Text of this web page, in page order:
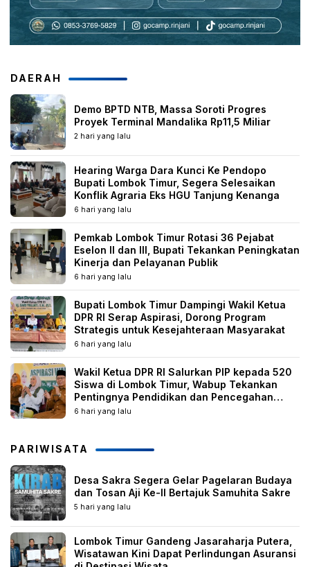
DAERAH
Demo BPTD NTB, Massa Soroti Progres
Proyek Terminal Mandalika Rp11,5 Miliar
2 hari yang lalu
Hearing Warga Dara Kunci Ke Pendopo
Bupati Lombok Timur, Segera Selesaikan
Konflik Agraria Eks HGU Tanjung Kenanga
6 hari yang lalu
Pemkab Lombok Timur Rotasi 36 Pejabat
Eselon II dan III, Bupati Tekankan Peningkatan
Kinerja dan Pelayanan Publik
6 hari yang lalu
Bupati Lombok Timur Dampingi Wakil Ketua
DPR RI Serap Aspirasi, Dorong Program
Strategis untuk Kesejahteraan Masyarakat
6 hari yang lalu
Wakil Ketua DPR RI Salurkan PIP kepada 520
Siswa di Lombok Timur, Wabup Tekankan
Pentingnya Pendidikan dan Pencegahan
Perkawinan Anak
6 hari yang lalu
PARIWISATA
Desa Sakra Segera Gelar Pagelaran Budaya
dan Tosan Aji Ke-II Bertajuk Samuhita Sakre
5 hari yang lalu
Lombok Timur Gandeng Jasaraharja Putera,
Wisatawan Kini Dapat Perlindungan Asuransi